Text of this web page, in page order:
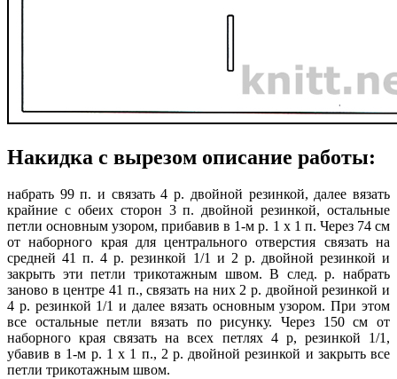
Накидка с вырезом описание работы:
набрать 99 п. и связать 4 р. двойной резинкой, далее вязать
крайние с обеих сторон 3 п. двойной резинкой, остальные
петли основным узором, прибавив в 1-м р. 1 х 1 п. Через 74 см
от наборного края для центрального отверстия связать на
средней 41 п. 4 р. резинкой 1/1 и 2 р. двойной резинкой и
закрыть эти петли трикотажным швом. В след. р. набрать
заново в центре 41 п., связать на них 2 р. двойной резинкой и
4 р. резинкой 1/1 и далее вязать основным узором. При этом
все остальные петли вязать по рисунку. Через 150 см от
наборного края связать на всех петлях 4 р, резинкой 1/1,
убавив в 1-м р. 1 х 1 п., 2 р. двойной резинкой и закрыть все
петли трикотажным швом.